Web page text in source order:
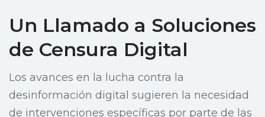
Un Llamado a Soluciones
de Censura Digital
Los avances en la lucha contra la
desinformación digital sugieren la necesidad
de intervenciones específicas por parte de las